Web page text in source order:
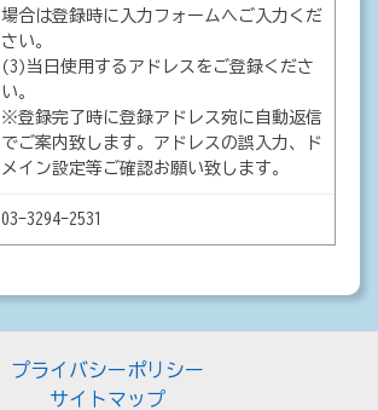
場合は登録時に入力フォームへご入力くだ
さい。
(3)当日使用するアドレスをご登録くださ
い。
※登録完了時に登録アドレス宛に自動返信
でご案内致します。アドレスの誤入力、ド
メイン設定等ご確認お願い致します。
03-3294-2531
プライバシーポリシー
サイトマップ